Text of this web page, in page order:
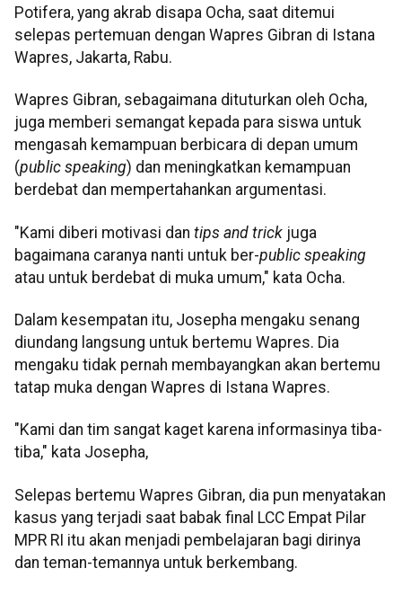
Potifera, yang akrab disapa Ocha, saat ditemui
selepas pertemuan dengan Wapres Gibran di Istana
Wapres, Jakarta, Rabu.
Wapres Gibran, sebagaimana dituturkan oleh Ocha,
juga memberi semangat kepada para siswa untuk
mengasah kemampuan berbicara di depan umum
(public speaking) dan meningkatkan kemampuan
berdebat dan mempertahankan argumentasi.
"Kami diberi motivasi dan tips and trick juga
bagaimana caranya nanti untuk ber-public speaking
atau untuk berdebat di muka umum," kata Ocha.
Dalam kesempatan itu, Josepha mengaku senang
diundang langsung untuk bertemu Wapres. Dia
mengaku tidak pernah membayangkan akan bertemu
tatap muka dengan Wapres di Istana Wapres.
"Kami dan tim sangat kaget karena informasinya tiba-
tiba," kata Josepha,
Selepas bertemu Wapres Gibran, dia pun menyatakan
kasus yang terjadi saat babak final LCC Empat Pilar
MPR RI itu akan menjadi pembelajaran bagi dirinya
dan teman-temannya untuk berkembang.